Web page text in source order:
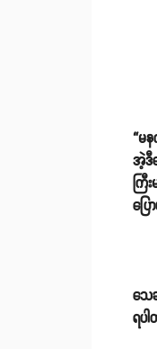
“မ
အဲ့ဒီ
ကြီ
ပြ
သေ
ရပ